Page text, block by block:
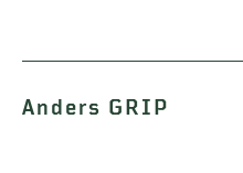
Anders GRIP